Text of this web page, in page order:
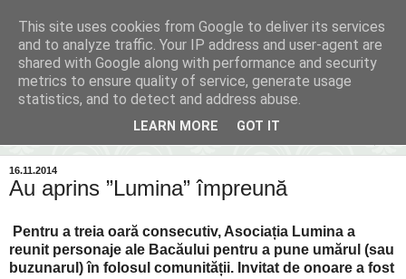
Inima Bacăului
Din inima Bacăului...spre inima ta...
16.11.2014
Au aprins ”Lumina” împreună
Pentru a treia oară consecutiv, Asociația Lumina a
reunit personaje ale Bacăului pentru a pune umărul (sau
buzunarul) în folosul comunității. Invitat de onoare a fost
This site uses cookies from Google to deliver its services
and to analyze traffic. Your IP address and user-agent are
shared with Google along with performance and security
metrics to ensure quality of service, generate usage
statistics, and to detect and address abuse.
LEARN MORE GOT IT